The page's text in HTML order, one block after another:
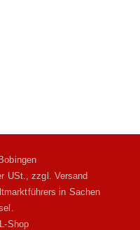
USt.,zzgl. Versand
in Sachen
Shop